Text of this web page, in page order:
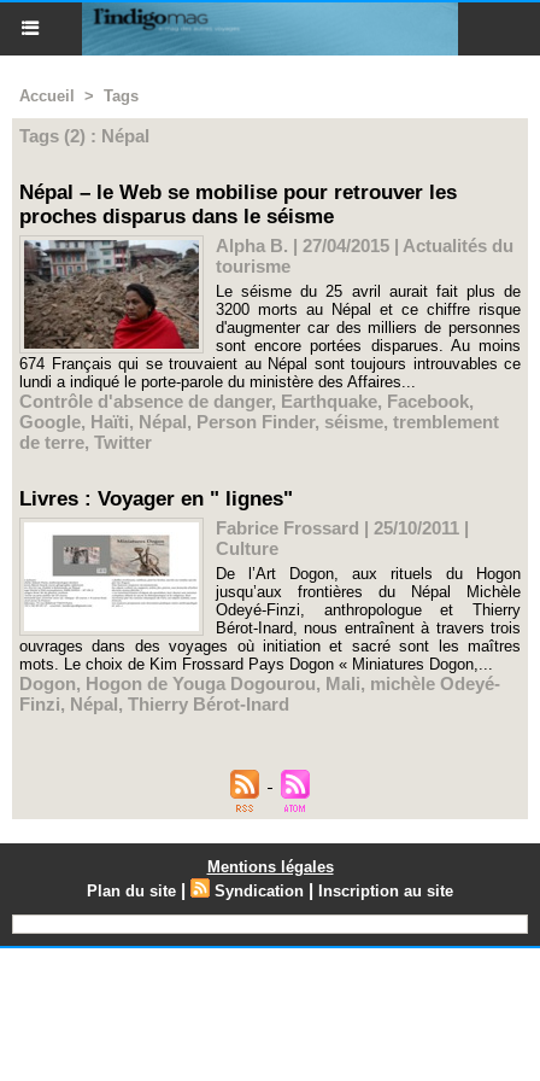
Accueil > Tags
Tags (2) : Népal
Népal – le Web se mobilise pour retrouver les
proches disparus dans le séisme
Alpha B. | 27/04/2015 | Actualités du
tourisme
Le séisme du 25 avril aurait fait plus de
3200 morts au Népal et ce chiffre risque
d'augmenter car des milliers de personnes
sont encore portées disparues. Au moins
674 Français qui se trouvaient au Népal sont toujours introuvables ce
lundi a indiqué le porte-parole du ministère des Affaires...
Contrôle d'absence de danger, Earthquake, Facebook,
Google, Haïti, Népal, Person Finder, séisme, tremblement
de terre, Twitter
Livres : Voyager en " lignes"
Fabrice Frossard | 25/10/2011 |
Culture
De l’Art Dogon, aux rituels du Hogon
jusqu’aux frontières du Népal Michèle
Odeyé-Finzi, anthropologue et Thierry
Bérot-Inard, nous entraînent à travers trois
ouvrages dans des voyages où initiation et sacré sont les maîtres
mots. Le choix de Kim Frossard Pays Dogon « Miniatures Dogon,...
Dogon, Hogon de Youga Dogourou, Mali, michèle Odeyé-
Finzi, Népal, Thierry Bérot-Inard
Mentions légales
Plan du site | Syndication | Inscription au site